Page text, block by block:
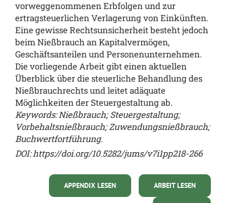
vorweggenommenen Erbfolgen und zur
ertragsteuerlichen Verlagerung von Einkünften.
Eine gewisse Rechtsunsicherheit besteht jedoch
beim Nießbrauch an Kapitalvermögen,
Geschäftsanteilen und Personenunternehmen.
Die vorliegende Arbeit gibt einen aktuellen
Überblick über die steuerliche Behandlung des
Nießbrauchrechts und leitet adäquate
Möglichkeiten der Steuergestaltung ab.
Keywords: Nießbrauch; Steuergestaltung;
Vorbehaltsnießbrauch; Zuwendungsnießbrauch;
Buchwertfortführung.
DOI:https://doi.org/10.5282/jums/v7i1pp218-266
ARBEIT LESEN
APPENDIX LESEN